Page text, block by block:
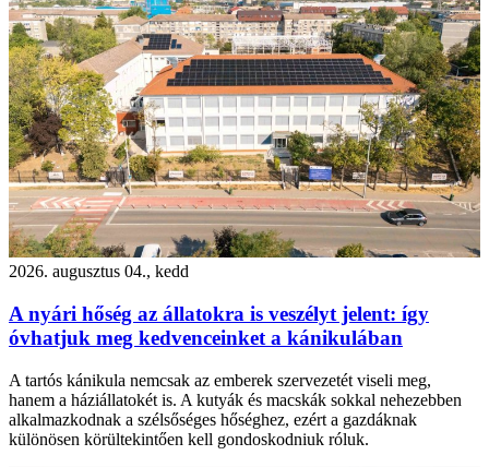
2026. augusztus 04., kedd
A nyári hőség az állatokra is veszélyt jelent: így
óvhatjuk meg kedvenceinket a kánikulában
A tartós kánikula nemcsak az emberek szervezetét viseli meg,
hanem a háziállatokét is. A kutyák és macskák sokkal nehezebben
alkalmazkodnak a szélsőséges hőséghez, ezért a gazdáknak
különösen körültekintően kell gondoskodniuk róluk.